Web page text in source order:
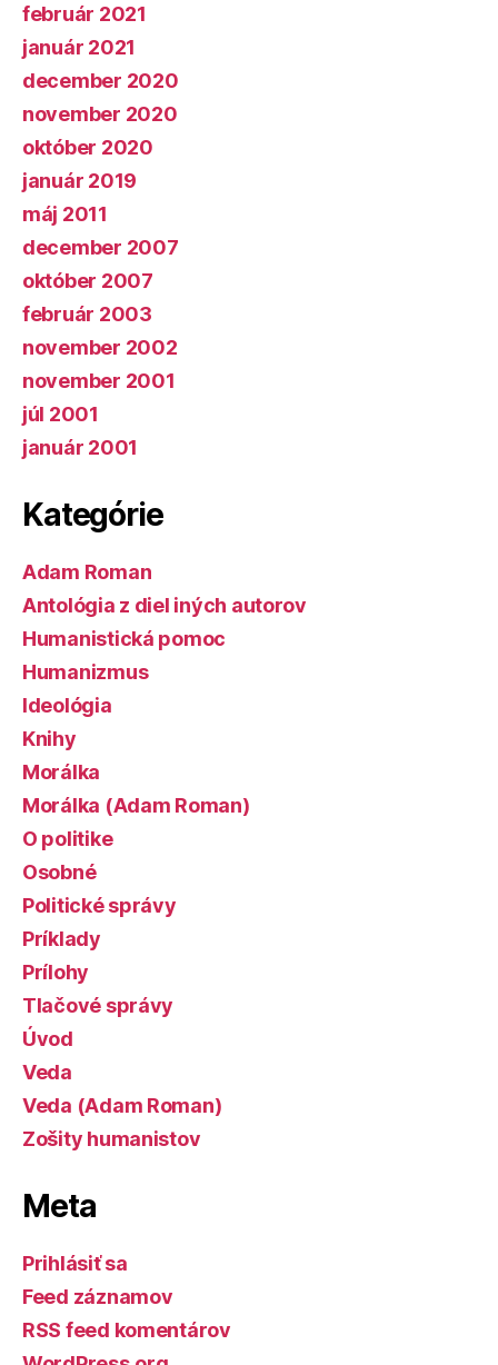
február 2021
január 2021
december 2020
november 2020
október 2020
január 2019
máj 2011
december 2007
október 2007
február 2003
november 2002
november 2001
júl 2001
január 2001
Kategórie
Adam Roman
Antológia z diel iných autorov
Humanistická pomoc
Humanizmus
Ideológia
Knihy
Morálka
Morálka (Adam Roman)
O politike
Osobné
Politické správy
Príklady
Prílohy
Tlačové správy
Úvod
Veda
Veda (Adam Roman)
Zošity humanistov
Meta
Prihlásiť sa
Feed záznamov
RSS feed komentárov